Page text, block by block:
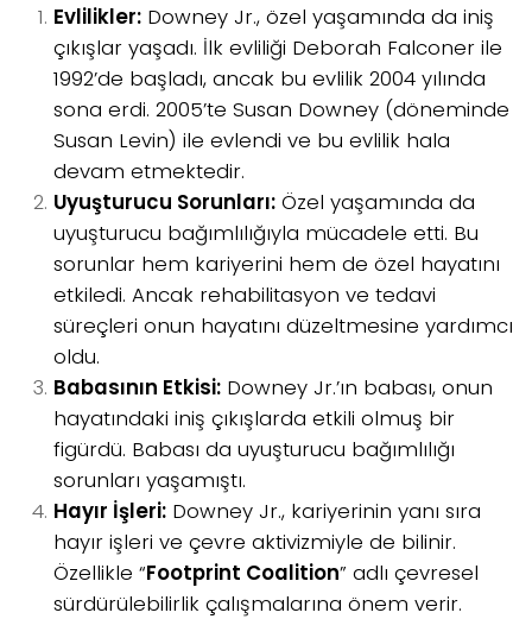
Evlilikler: Downey Jr., özel yaşamında da iniş
çıkışlar yaşadı. İlk evliliği Deborah Falconer ile
1992’de başladı, ancak bu evlilik 2004 yılında
sona erdi. 2005’te Susan Downey (döneminde
Susan Levin) ile evlendi ve bu evlilik hala
devam etmektedir.
Uyuşturucu Sorunları: Özel yaşamında da
uyuşturucu bağımlılığıyla mücadele etti. Bu
sorunlar hem kariyerini hem de özel hayatını
etkiledi. Ancak rehabilitasyon ve tedavi
süreçleri onun hayatını düzeltmesine yardımcı
oldu.
Babasının Etkisi: Downey Jr.’ın babası, onun
hayatındaki iniş çıkışlarda etkili olmuş bir
figürdü. Babası da uyuşturucu bağımlılığı
sorunları yaşamıştı.
Hayır İşleri: Downey Jr., kariyerinin yanı sıra
hayır işleri ve çevre aktivizmiyle de bilinir.
Özellikle “Footprint Coalition” adlı çevresel
sürdürülebilirlik çalışmalarına önem verir.